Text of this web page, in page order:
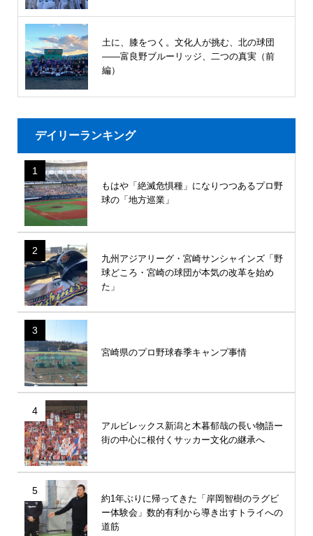
土に、膝をつく。文化人が挑む、北の球団
――富良野ブルーリッジ、二つの真実（前
編）
デイリーランキング
1
もはや「絶滅危惧種」になりつつあるプロ野
球の「地方巡業」
2
九州アジアリーグ・宮崎サンシャインズ「野
球どころ・宮崎の球団が本気の改革を始め
た」
3
宮崎県のプロ野球春季キャンプ事情
4
アルビレックス新潟と木暮郁哉の長い物語ー
街の中心に根付くサッカー文化の継承へ
5
約1年ぶりに帰ってきた「岸岡智樹のラグビ
ー体験会」数的有利から導き出すトライへの
道筋